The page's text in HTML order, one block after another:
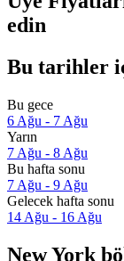
edin
Bu tarihler
Bu gece
6 Ağu - 7 Ağu
Yarın
7 Ağu - 8 Ağu
Bu hafta sonu
7 Ağu - 9 Ağu
Gelecek hafta sonu
14 Ağu - 16 Ağu
New York